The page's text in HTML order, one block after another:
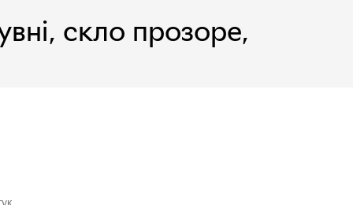
скло прозоре,